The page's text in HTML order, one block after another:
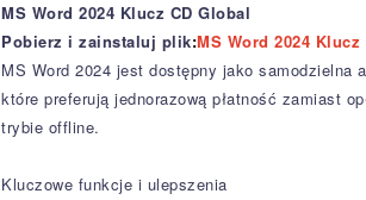
MS Word 2024 Klucz CD Global
Pobierz i zainstaluj plik:MS Word 2024
MS Word 2024 jest dostępny jako
które preferują jednorazową płatność zamiast
trybie offline.
Kluczowe funkcje i ulepszenia